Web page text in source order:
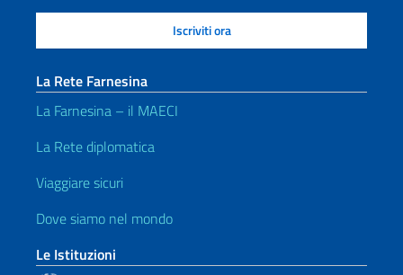
La Rete Farnesina
La Farnesina – il MAECI
La Rete diplomatica
Viaggiare sicuri
Dove siamo nel mondo
Le Istituzioni